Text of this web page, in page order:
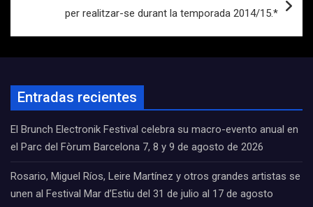
per realitzar-se durant la temporada 2014/15.*
Entradas recientes
El Brunch Electronik Festival celebra su macro-evento anual en
el Parc del Fòrum Barcelona 7, 8 y 9 de agosto de 2026
Rosario, Miguel Ríos, Leire Martínez y otros grandes artistas se
unen al Festival Mar d’Estiu del 31 de julio al 17 de agosto